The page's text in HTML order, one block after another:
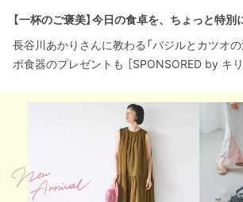
【一杯のご褒美】今日の食卓を、ちょっと特別
長谷川あかりさんに教わる「バジルとカツオの
ボ食器のプレゼントも ［SPONSORED by キリ